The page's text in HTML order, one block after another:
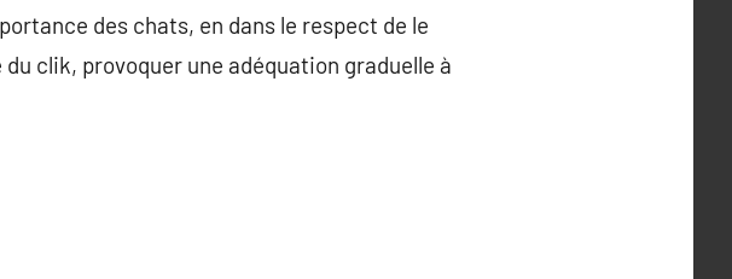
des chats, en dans le respect de le
clik, provoquer une adéquation graduelle à